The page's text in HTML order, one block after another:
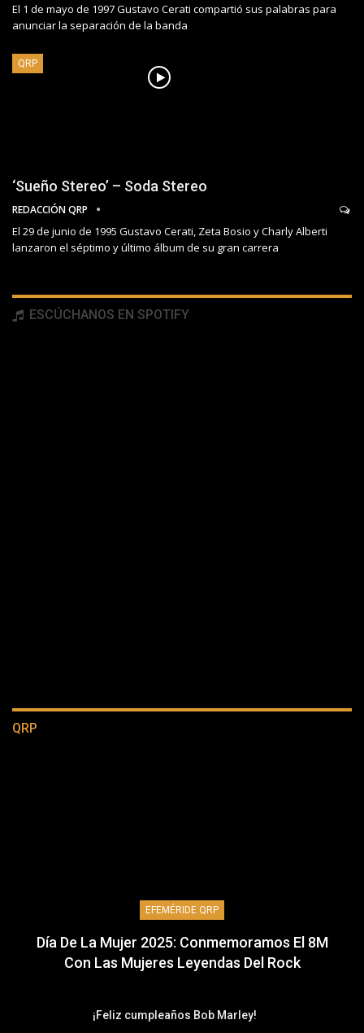
El 1 de mayo de 1997 Gustavo Cerati compartió sus palabras para
anunciar la separación de la banda
QRP
‘Sueño Stereo’ – Soda Stereo
REDACCIÓN QRP
El 29 de junio de 1995 Gustavo Cerati, Zeta Bosio y Charly Alberti
lanzaron el séptimo y último álbum de su gran carrera
ESCÚCHANOS EN SPOTIFY
QRP
EFEMÉRIDE QRP
Día De La Mujer 2025: Conmemoramos El 8M
Con Las Mujeres Leyendas Del Rock
¡Feliz cumpleaños Bob Marley!